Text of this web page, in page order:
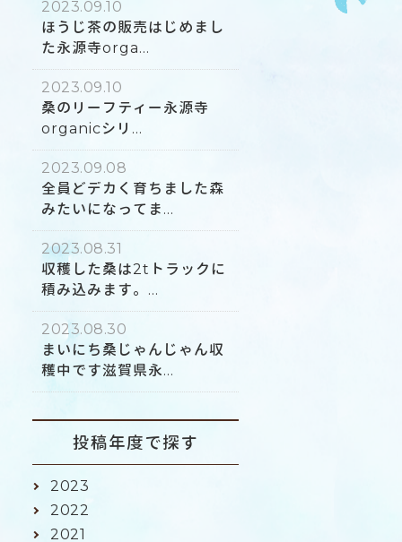
2023.09.10
ほうじ茶の販売はじめまし
た永源寺orga...
2023.09.10
桑のリーフティー永源寺
organicシリ...
2023.09.08
全員どデカく育ちました森
みたいになってま...
2023.08.31
収穫した桑は2tトラックに
積み込みます。...
2023.08.30
まいにち桑じゃんじゃん収
穫中です滋賀県永...
投稿年度で探す
2023
2022
2021